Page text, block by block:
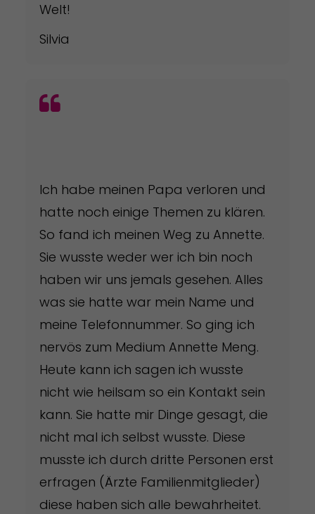
Welt!
Silvia
Ich habe meinen Papa verloren und
hatte noch einige Themen zu klären.
So fand ich meinen Weg zu Annette.
Sie wusste weder wer ich bin noch
haben wir uns jemals gesehen. Alles
was sie hatte war mein Name und
meine Telefonnummer. So ging ich
nervös zum Medium Annette Meng.
Heute kann ich sagen ich wusste
nicht wie heilsam so ein Kontakt sein
kann. Sie hatte mir Dinge gesagt, die
nicht mal ich selbst wusste. Diese
musste ich durch dritte Personen erst
erfragen (Ärzte Familienmitglieder)
diese haben sich alle bewahrheitet.